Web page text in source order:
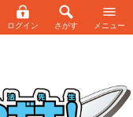
ログイン さがす メニュー